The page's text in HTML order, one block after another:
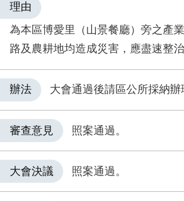
理由
為本區博愛里（山景餐廳）旁之產
路及農耕地均造成災害，應盡速整
辦法 大會通過後請區公所採納辦
審查意見 照案通過。
大會決議 照案通過。